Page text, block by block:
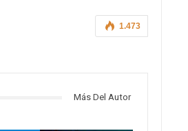
1.473
Más Del Autor